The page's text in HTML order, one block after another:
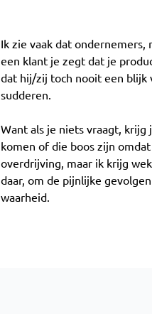
Ik zie vaak dat
een klant je zegt dat je
dat hij/zij toch nooit een blijk
sudderen.
Want als je niets vraagt,
komen of die boos zijn
overdrijving, maar ik krijg
daar, om de pijnlijke
waarheid.